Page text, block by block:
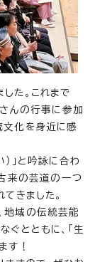
た。これまで
さんの行事に参加
文化を身近に感
」と吟詠に合わ
古来の芸道の一つ
きました。
地域の伝統芸能
ぐとともに、「生
す！